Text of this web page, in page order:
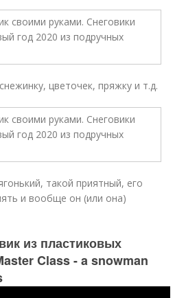
цветочек, пряжку и т.д.
такой приятный, его
и вообще он (или она)
из пластиковых
Class - a snowman